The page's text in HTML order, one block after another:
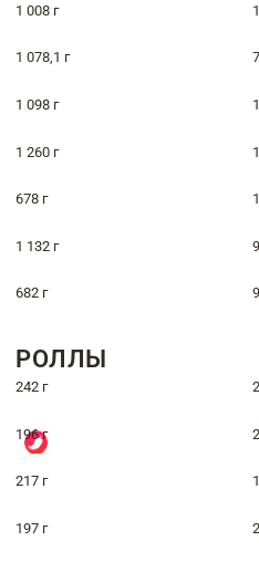
1 008 г
1 078,1 г
1 098 г
1 260 г
678 г
1 132 г
682 г
РОЛЛЫ
242 г
196 г
217 г
197 г